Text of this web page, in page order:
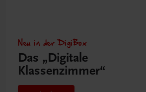
Neu in der DigiBox
Das „Digitale
Klassenzimmer“